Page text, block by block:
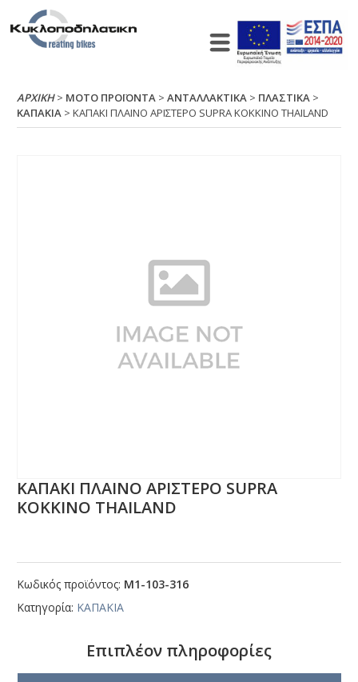
ΑΡΧΙΚΉ> ΜΟΤΟ ΠΡΟΪΟΝΤΑ >ΑΝΤΑΛΛΑΚΤΙΚΑ > ΠΛΑΣΤΙΚΑ >
ΚΑΠΑΚΙΑ > ΚΑΠΑΚΙ ΠΛΑΙΝΟ ΑΡΙΣΤΕΡΟ SUΡRΑ ΚΟΚΚΙΝΟ ΤΗΑΙLΑΝD
ΚΑΠΑΚΙ ΠΛΑΙΝΟ ΑΡΙΣΤΕΡΟ SUΡRΑ
ΚΟΚΚΙΝΟ ΤΗΑΙLΑΝD
Κωδικός προϊόντος: Μ1-103-316
Κατηγορία: ΚΑΠΑΚΙΑ
Επιπλέον πληροφορίες